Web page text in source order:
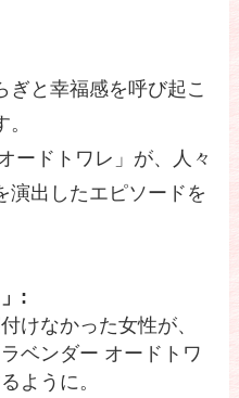
ぎと幸福感を呼び起こ
ードトワレ」が、人々
演出したエピソードを
:
けなかった女性が、
ベンダー オードトワ
ように。